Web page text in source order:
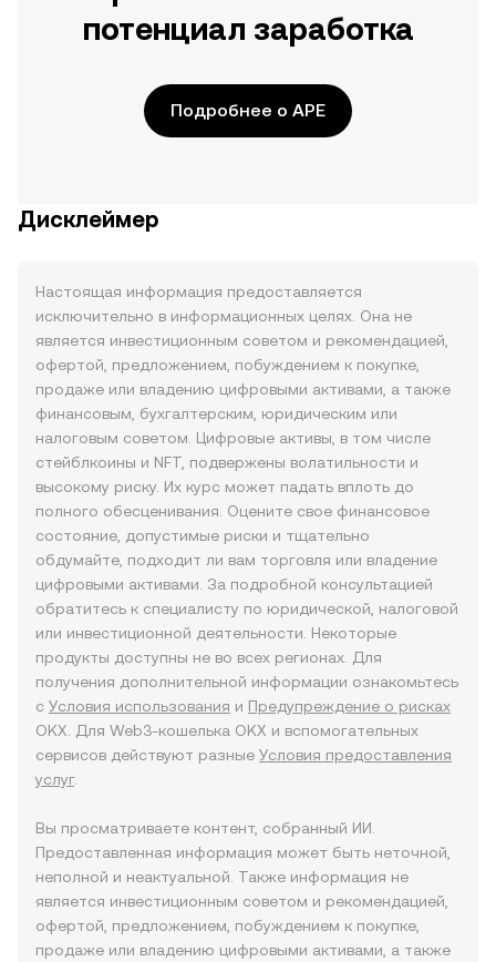
потенциал заработка
Подробнее о APE
Дисклеймер
Настоящая информация предоставляется
исключительно в информационных целях. Она не
является инвестиционным советом и рекомендацией,
офертой, предложением, побуждением к покупке,
продаже или владению цифровыми активами, а также
финансовым, бухгалтерским, юридическим или
налоговым советом. Цифровые активы, в том числе
стейблкоины и NFT, подвержены волатильности и
высокому риску. Их курс может падать вплоть до
полного обесценивания. Оцените свое финансовое
состояние, допустимые риски и тщательно
обдумайте, подходит ли вам торговля или владение
цифровыми активами. За подробной консультацией
обратитесь к специалисту по юридической, налоговой
или инвестиционной деятельности. Некоторые
продукты доступны не во всех регионах. Для
получения дополнительной информации ознакомьтесь
с Условия использования и Предупреждение о рисках
OKX. Для Web3-кошелька OKX и вспомогательных
сервисов действуют разные Условия предоставления
услуг.
Вы просматриваете контент, собранный ИИ.
Предоставленная информация может быть неточной,
неполной и неактуальной. Также информация не
является инвестиционным советом и рекомендацией,
офертой, предложением, побуждением к покупке,
продаже или владению цифровыми активами, а также